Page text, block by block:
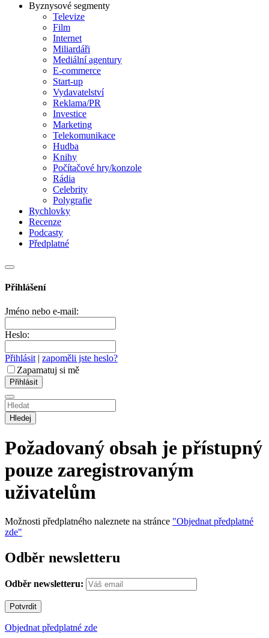
Byznysové segmenty
Televize
Film
Internet
Miliardáři
Mediální agentury
E-commerce
Start-up
Vydavatelství
Reklama/PR
Investice
Marketing
Telekomunikace
Hudba
Knihy
Počítačové hry/konzole
Rádia
Celebrity
Polygrafie
Rychlovky
Recenze
Podcasty
Předplatné
Přihlášení
Jméno nebo e-mail:
Heslo:
Přihlásit | zapoměli jste heslo?
Zapamatuj si mě
Hledej
Požadovaný obsah je přístupný
pouze zaregistrovaným
uživatelům
Možnosti předplatného naleznete na stránce "Objednat předplatné
zde"
Odběr newsletteru
Odběr newsletteru:
Objednat předplatné zde